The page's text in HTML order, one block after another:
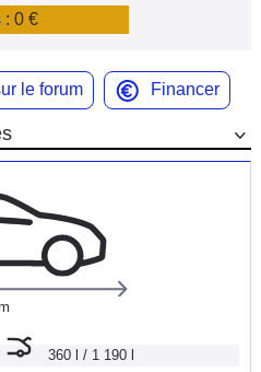
: 0 €
le forum Financer
360 l / 1 190 l